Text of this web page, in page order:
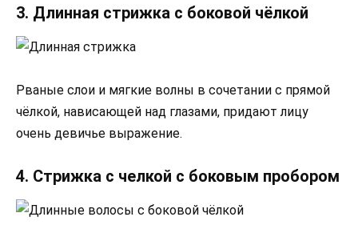
3. Длинная стрижка с боковой чёлкой
Рваные слои и мягкие волны в сочетании с прямой
чёлкой, нависающей над глазами, придают лицу
очень девичье выражение.
4. Стрижка с челкой с боковым пробором